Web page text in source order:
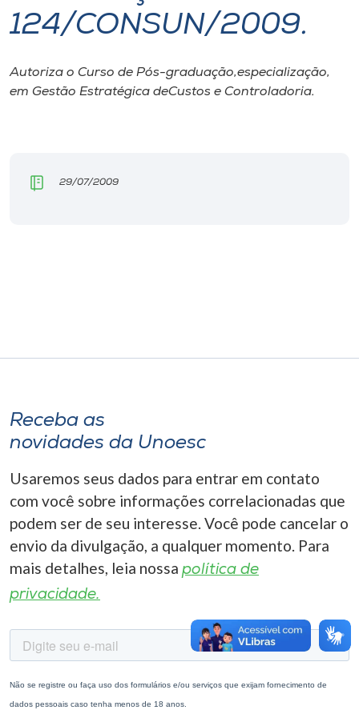
I.nova
Diplomados
CPA
Unoesc
Store
o idioma
A+
124/CONSUN/2009.
Autoriza o Curso de Pós-graduação,especialização,
em Gestão Estratégica deCustos e Controladoria.
29/07/2009
Receba as
novidades da Unoesc
Usaremos seus dados para entrar em contato
com você sobre informações correlacionadas que
podem ser de seu interesse. Você pode cancelar o
envio da divulgação, a qualquer momento. Para
mais detalhes, leia nossa política de
privacidade.